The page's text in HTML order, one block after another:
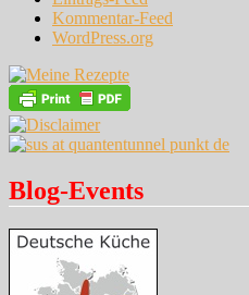
Kommentar-Feed
WordPress.org
Blog-Events